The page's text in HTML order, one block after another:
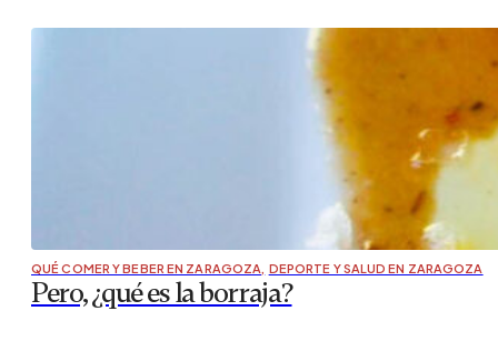
QUÉ COMER Y BEBER EN ZARAGOZA, DEPORTE Y SALUD EN ZARAGOZA
Pero, ¿qué es la borraja?